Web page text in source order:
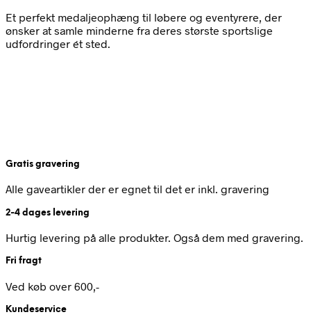
Et perfekt medaljeophæng til løbere og eventyrere, der
ønsker at samle minderne fra deres største sportslige
udfordringer ét sted.
Gratis gravering
Alle gaveartikler der er egnet til det er inkl. gravering
2-4 dages levering
Hurtig levering på alle produkter. Også dem med gravering.
Fri fragt
Ved køb over 600,-
Kundeservice